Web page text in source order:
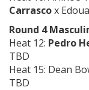
Carrascox
Round 4
Heat 12: Pedro
TBD
Heat 15: Dean
TBD